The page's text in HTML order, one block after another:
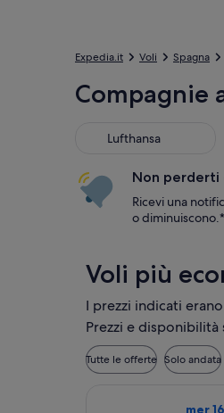
Expedia.it Voli Spagna
Compagnie
Lufthansa
Lufthansa
Non perderti
Ricevi una
o diminuiscono.*
Voli più
I prezzi indicati
Prezzi e
Tutte le offerte Solo andata
mer